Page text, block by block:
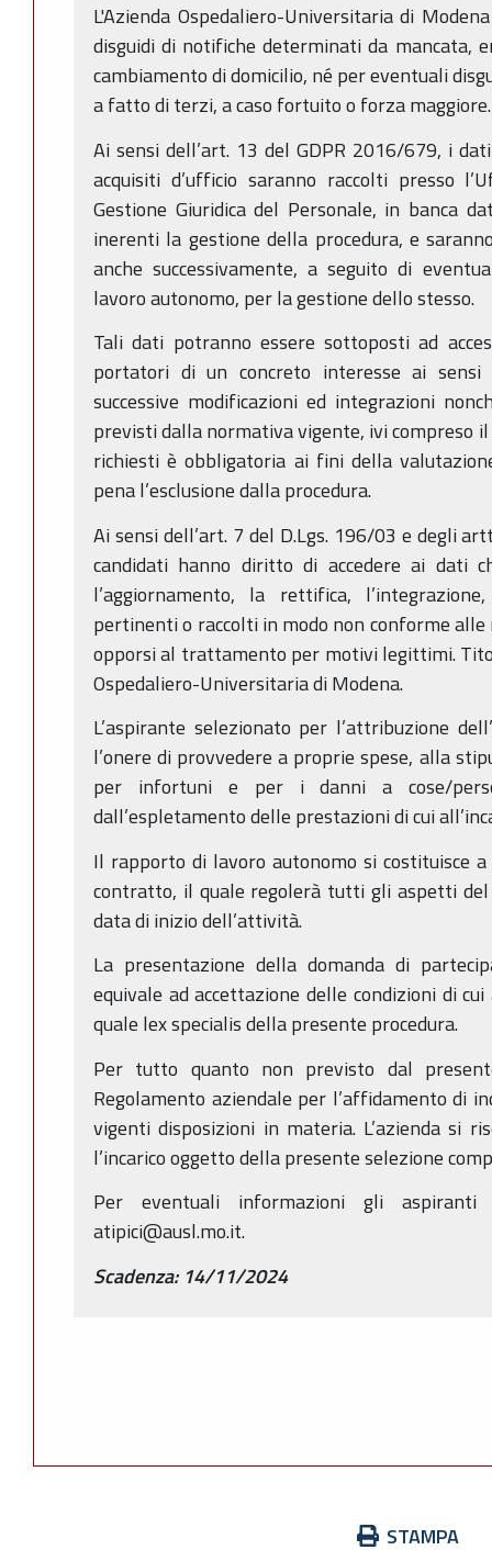
L'Azienda Ospedaliero-Universitaria di
disguidi di notifiche determinati da mancata,
cambiamento di domicilio, né per eventuali
a fatto di terzi, a caso fortuito o forza maggiore.
Ai sensi dell’art. 13 del GDPR 2016/679, i
acquisiti d’ufficio saranno raccolti presso
Gestione Giuridica del Personale, in banca
inerenti la gestione della procedura, e
anche successivamente, a seguito di
lavoro autonomo, per la gestione dello stesso.
Tali dati potranno essere sottoposti ad
portatori di un concreto interesse ai
successive modificazioni ed integrazioni
previsti dalla normativa vigente, ivi compreso il
richiesti è obbligatoria ai fini della
pena l’esclusione dalla procedura.
Ai sensi dell’art. 7 del D.Lgs. 196/03 e degli
candidati hanno diritto di accedere ai dati
l’aggiornamento, la rettifica,
pertinenti o raccolti in modo non conforme alle
opporsi al trattamento per motivi legittimi.
Ospedaliero-Universitaria di Modena.
L’aspirante selezionato per l’attribuzione
l’onere di provvedere a proprie spese, alla
per infortuni e per i danni a cose/
dall’espletamento delle prestazioni di cui
Il rapporto di lavoro autonomo si costituisce
contratto, il quale regolerà tutti gli aspetti
data di inizio dell’attività.
La presentazione della domanda di
equivale ad accettazione delle condizioni di
quale lex specialis della presente procedura.
Per tutto quanto non previsto dal
Regolamento aziendale per l’affidamento di
vigenti disposizioni in materia. L’azienda si
l’incarico oggetto della presente selezione
Per eventuali informazioni gli
atipici@ausl.mo.it.
Scadenza: 14/11/2024
STAMPA